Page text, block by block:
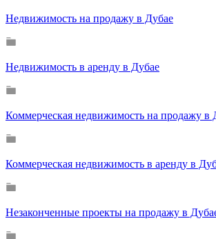
Недвижимость на продажу в Дубае
Недвижимость в аренду в Дубае
Коммерческая недвижимость на продажу в
Коммерческая недвижимость в аренду в
Незаконченные проекты на продажу в